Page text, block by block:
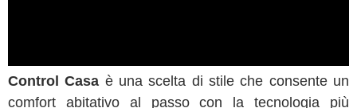
Control Casa è una scelta di stile che consente un
comfort abitativo al passo con la tecnologia più